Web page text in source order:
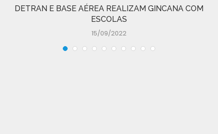
DETRAN E BASE AÉREA REALIZAM GINCANA COM
ESCOLAS
15/09/2022